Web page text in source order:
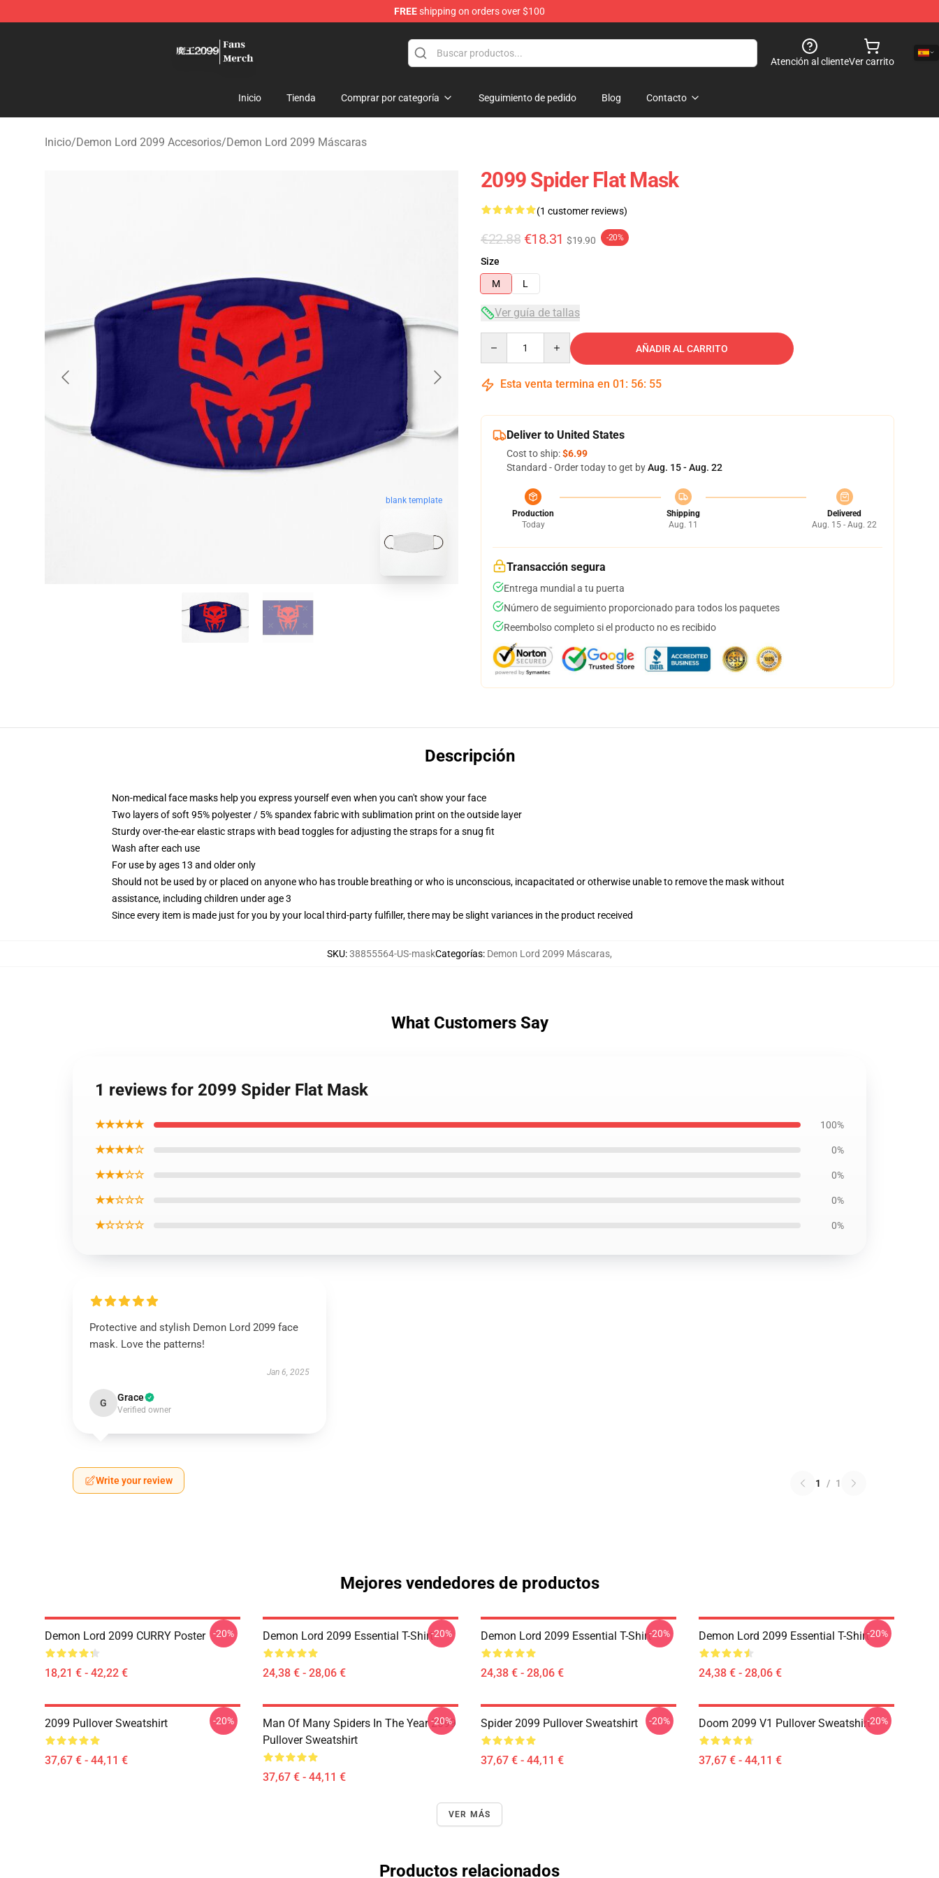
FREEshipping on orders over $100
Atención al clienteVer carrito
Inicio Tienda Comprar por categoría Seguimiento de pedido Blog Contacto
Inicio/Demon Lord 2099 Accesorios/Demon Lord 2099 Máscaras
blank template
2099 Spider Flat Mask
(1 customer reviews)
€22.88 €18.31 $19.90 -20%
Size
M
L
Ver guía de tallas
AÑADIR AL CARRITO
Esta venta termina en 01 : 56: 54
Deliver to United States
Cost to ship:$6.99
Standard - Order today to get byAug. 15 - Aug. 22
Production
Today
Shipping
Aug. 11
Delivered
Aug. 15 - Aug. 22
Transacción segura
Entrega mundial a tu puerta
Número de seguimiento proporcionado para todos los paquetes
Reembolso completo si el producto no es recibido
Descripción
Non-medical face masks help you express yourself even when you can't show your face
Two layers of soft 95% polyester / 5% spandex fabric with sublimation print on the outside layer
Sturdy over-the-ear elastic straps with bead toggles for adjusting the straps for a snug fit
Wash after each use
For use by ages 13 and older only
Should not be used by or placed on anyone who has trouble breathing or who is unconscious, incapacitated or otherwise unable to remove the mask without
assistance, including children under age 3
Since every item is made just for you by your local third-party fulfiller, there may be slight variances in the product received
SKU:38855564-US-maskCategorías: Demon Lord 2099 Máscaras,
What Customers Say
1 reviews for 2099 Spider Flat Mask
★★★★★ 100%
★★★★☆ 0%
★★★☆☆ 0%
★★☆☆☆ 0%
★☆☆☆☆ 0%
Protective and stylish Demon Lord 2099 face
mask. Love the patterns!
Jan 6, 2025
G Grace
Verified owner
Write your review 1 / 1
Mejores vendedores de productos
Demon Lord 2099 CURRY Poster
18,21 € - 42,22 €
-20% Demon Lord 2099 Essential T-Shirt
24,38 € - 28,06 €
-20% Demon Lord 2099 Essential T-Shirt
24,38 € - 28,06 €
-20% Demon Lord 2099 Essential T-Shirt
24,38 € - 28,06 €
-20%
2099 Pullover Sweatshirt
37,67 € - 44,11 €
-20%
Man Of Many Spiders In The Year 2099
Pullover Sweatshirt
37,67 € - 44,11 €
-20% Spider 2099 Pullover Sweatshirt
37,67 € - 44,11 €
-20% Doom 2099 V1 Pullover Sweatshirt
37,67 € - 44,11 €
-20%
VER MÁS
Productos relacionados